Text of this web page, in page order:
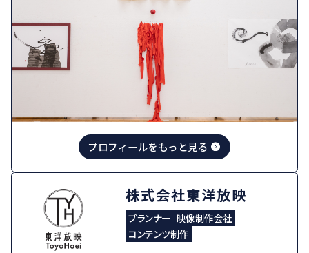
プロフィールをもっと見る
株式会社東洋放映
プランナー 映像制作会社
コンテンツ制作